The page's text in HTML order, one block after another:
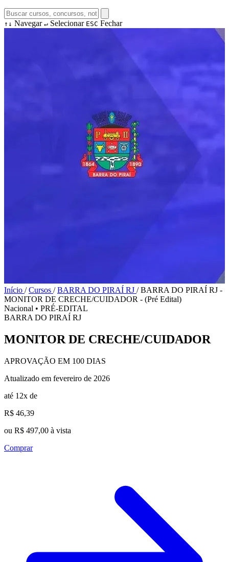
↑↓ Navegar ↵ Selecionar ESC Fechar
Início / Cursos / BARRA DO PIRAÍ RJ / BARRA DO PIRAÍ RJ -
MONITOR DE CRECHE/CUIDADOR - (Pré Edital)
Nacional • PRÉ-EDITAL
BARRA DO PIRAÍ RJ
MONITOR DE CRECHE/CUIDADOR
APROVAÇÃO EM 100 DIAS
Atualizado em fevereiro de 2026
até 12x de
R$ 46,39
ou R$ 497,00 à vista
Comprar